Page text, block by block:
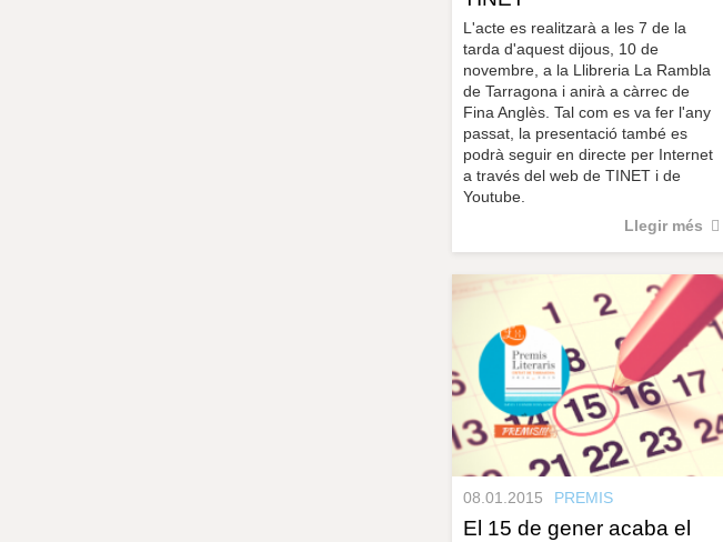
L'acte es realitzarà a les 7 de la
tarda d'aquest dijous, 10 de
novembre, a la Llibreria La Rambla
de Tarragona i anirà a càrrec de
Fina Anglès. Tal com es va fer l'any
passat, la presentació també es
podrà seguir en directe per Internet
a través del web de TINET i de
Youtube.
Llegir més
08.01.2015 PREMIS
El 15 de gener acaba el